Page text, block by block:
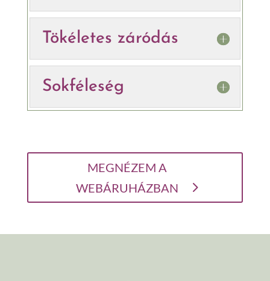
Tökéletes záródás
Sokféleség
MEGNÉZEM A
WEBÁRUHÁZBAN